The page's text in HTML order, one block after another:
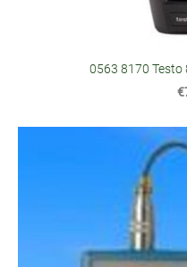
0563 8170 Testo